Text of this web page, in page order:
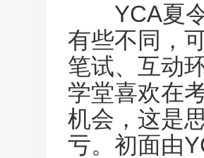
YCA夏令
有些不同，
笔试、互动
学堂喜欢在
机会，这是
亏。初面由